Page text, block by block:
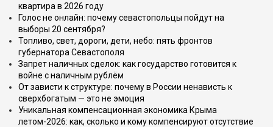
квартира в 2026 году
Голос не онлайн: почему севастопольцы пойдут на
выборы 20 сентября?
Топливо, свет, дороги, дети, небо: пять фронтов
губернатора Севастополя
Запрет наличных сделок: как государство готовится к
войне с наличным рублём
От зависти к структуре: почему в России ненависть к
сверхбогатым — это не эмоция
Уникальная компенсационная экономика Крыма
летом-2026: как, сколько и кому компенсируют отсутствие